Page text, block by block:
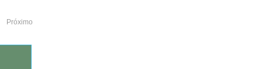
Próximo